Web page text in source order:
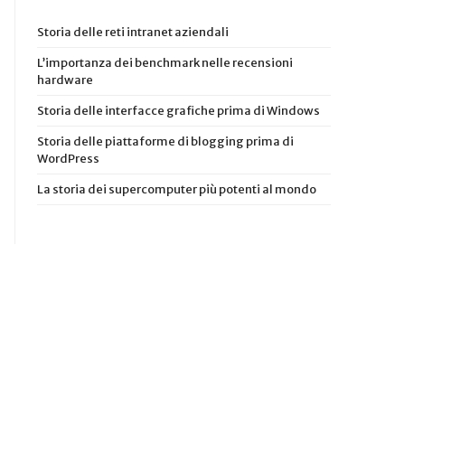
Storia delle reti intranet aziendali
L’importanza dei benchmark nelle recensioni
hardware
Storia delle interfacce grafiche prima di Windows
Storia delle piattaforme di blogging prima di
WordPress
La storia dei supercomputer più potenti al mondo